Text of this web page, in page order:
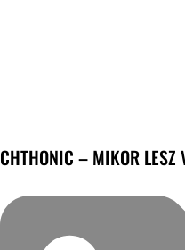
CHTHONIC – MIKOR LESZ